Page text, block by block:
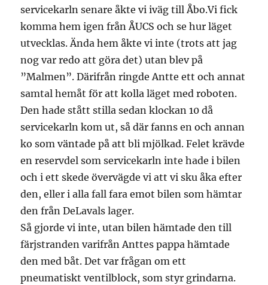
servicekarln senare åkte vi iväg till Åbo.Vi fick
komma hem igen från ÅUCS och se hur läget
utvecklas. Ända hem åkte vi inte (trots att jag
nog var redo att göra det) utan blev på
”Malmen”. Därifrån ringde Antte ett och annat
samtal hemåt för att kolla läget med roboten.
Den hade stått stilla sedan klockan 10 då
servicekarln kom ut, så där fanns en och annan
ko som väntade på att bli mjölkad. Felet krävde
en reservdel som servicekarln inte hade i bilen
och i ett skede övervägde vi att vi sku åka efter
den, eller i alla fall fara emot bilen som hämtar
den från DeLavals lager.
Så gjorde vi inte, utan bilen hämtade den till
färjstranden varifrån Anttes pappa hämtade
den med båt. Det var frågan om ett
pneumatiskt ventilblock, som styr grindarna.